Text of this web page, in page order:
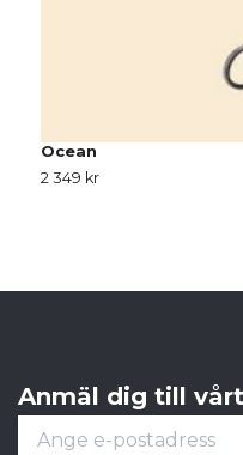
Ocean
2 349 kr
Anmäl dig till